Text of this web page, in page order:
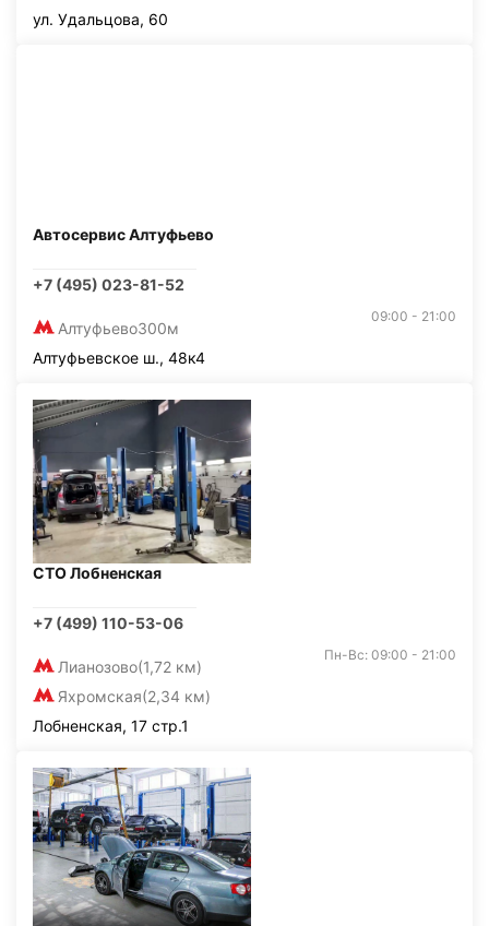
ул. Удальцова, 60
Автосервис Алтуфьево
+7 (495) 023-81-52
Алтуфьево300м
09:00 - 21:00
Алтуфьевское ш., 48к4
СТО Лобненская
+7 (499) 110-53-06
Лианозово(1,72 км)
Яхромская(2,34 км)
Пн-Вс: 09:00 - 21:00
Лобненская, 17 стр.1